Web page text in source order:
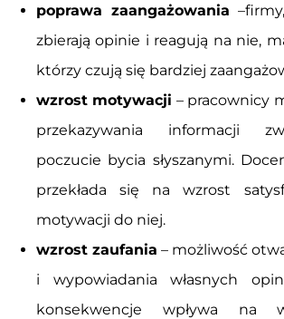
poprawa zaangażowania
zbierają opinie i reagują na nie,
którzy czują się bardziej
wzrost motywacji – pracownicy
przekazywania informacji
poczucie bycia słyszanymi.
przekłada się na wzrost
motywacji do niej.
wzrost zaufania – możliwość
i wypowiadania własnych
konsekwencje wpływa na